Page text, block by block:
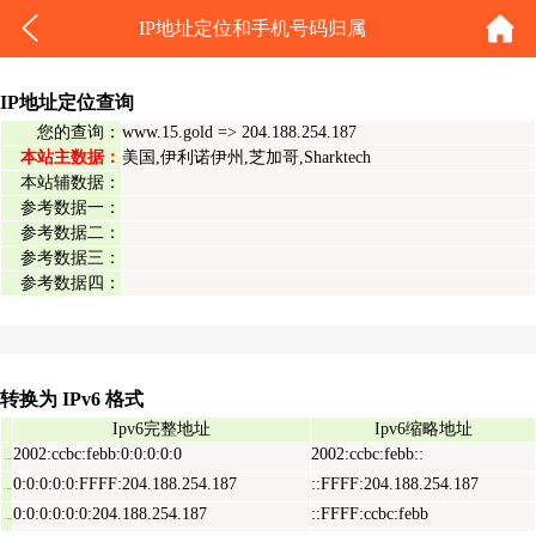
IP地址定位和手机号码归属
IP地址定位查询
您的查询： www.15.gold => 204.188.254.187
本站主数据： 美国,伊利诺伊州,芝加哥,Sharktech
本站辅数据：
参考数据一：
参考数据二：
参考数据三：
参考数据四：
转换为 IPv6 格式
Ipv6完整地址 Ipv6缩略地址
2002:ccbc:febb:0:0:0:0:0 2002:ccbc:febb::
0:0:0:0:0:FFFF:204.188.254.187 ::FFFF:204.188.254.187
0:0:0:0:0:0:204.188.254.187 ::FFFF:ccbc:febb